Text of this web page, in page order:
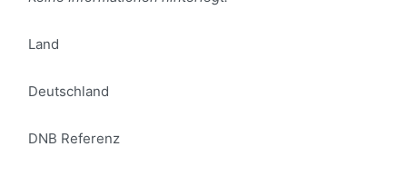
Land
Deutschland
DNB Referenz